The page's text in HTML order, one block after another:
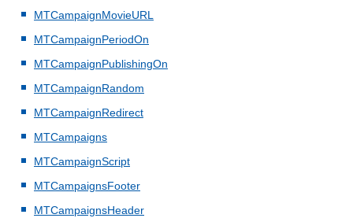
MTCampaignMovieURL
MTCampaignPeriodOn
MTCampaignPublishingOn
MTCampaignRandom
MTCampaignRedirect
MTCampaigns
MTCampaignScript
MTCampaignsFooter
MTCampaignsHeader